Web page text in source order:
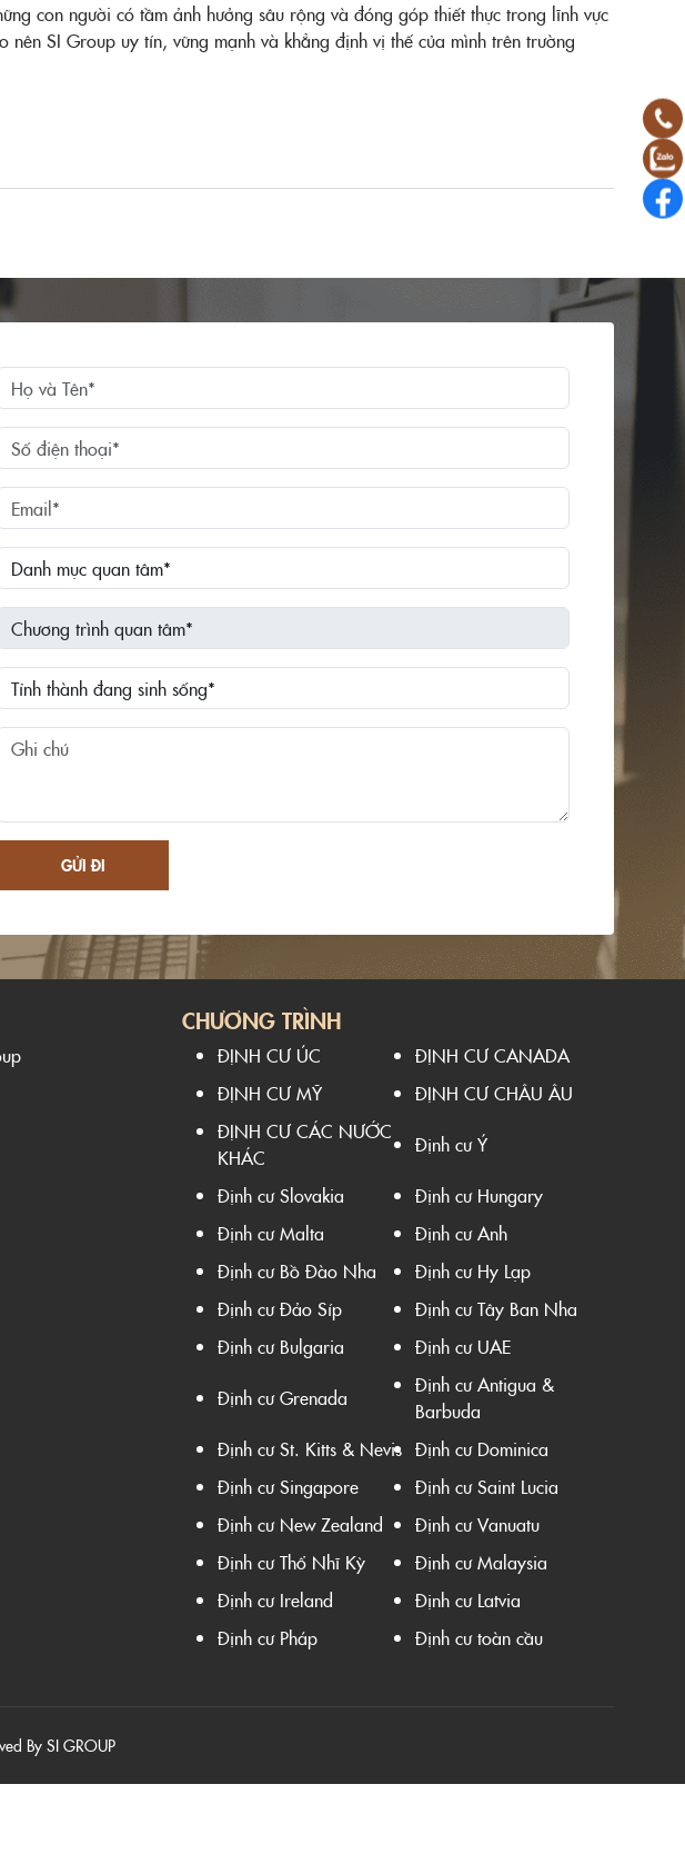
con người có tầm ảnh hưởng sâu rộng và đóng góp thiết thực trong lĩnh vực
SI Group uy tín, vững mạnh và khẳng định vị thế của mình trên trường
GỬI ĐI
CHƯƠNG TRÌNH
ĐỊNH CƯ ÚC
ĐỊNH CƯ CANADA
ĐỊNH CƯ MỸ
ĐỊNH CƯ CHÂU ÂU
ĐỊNH CƯ CÁC NƯỚC
KHÁC
Định cư Ý
Định cư Slovakia
Định cư Hungary
Định cư Malta
Định cư Anh
Định cư Bồ Đào Nha
Định cư Hy Lạp
Định cư Đảo Síp
Định cư Tây Ban Nha
Định cư Bulgaria
Định cư UAE
Định cư Grenada
Định cư Antigua &
Barbuda
Định cư St. Kitts & Nevis Định cư Dominica
Định cư Singapore
Định cư Saint Lucia
Định cư New Zealand
Định cư Vanuatu
Định cư Thổ Nhĩ Kỳ
Định cư Malaysia
Định cư Ireland
Định cư Latvia
Định cư Pháp
Định cư toàn cầu
By SI GROUP